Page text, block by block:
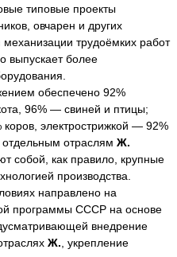
типовые проекты
овчарен и других
трудоёмких работ
выпускает более
обеспечено 92%
96% — свиней и птицы;
электрострижкой — 92%
отраслям Ж.
собой, как правило, крупные
производства.
направлено на
программы СССР на основе
внедрение
Ж. , укрепление